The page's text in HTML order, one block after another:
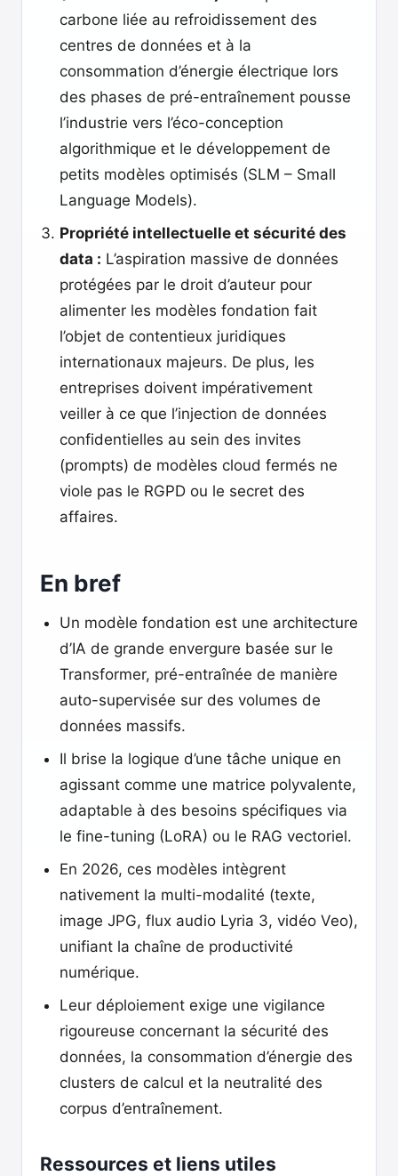
carbone liée au refroidissement des
centres de données et à la
consommation d’énergie électrique lors
des phases de pré-entraînement pousse
l’industrie vers l’éco-conception
algorithmique et le développement de
petits modèles optimisés (SLM – Small
Language Models).
Propriété intellectuelle et sécurité des
data : L’aspiration massive de données
protégées par le droit d’auteur pour
alimenter les modèles fondation fait
l’objet de contentieux juridiques
internationaux majeurs. De plus, les
entreprises doivent impérativement
veiller à ce que l’injection de données
confidentielles au sein des invites
(prompts) de modèles cloud fermés ne
viole pas le RGPD ou le secret des
affaires.
En bref
Un modèle fondation est une architecture
d’IA de grande envergure basée sur le
Transformer, pré-entraînée de manière
auto-supervisée sur des volumes de
données massifs.
Il brise la logique d’une tâche unique en
agissant comme une matrice polyvalente,
adaptable à des besoins spécifiques via
le fine-tuning (LoRA) ou le RAG vectoriel.
En 2026, ces modèles intègrent
nativement la multi-modalité (texte,
image JPG, flux audio Lyria 3, vidéo Veo),
unifiant la chaîne de productivité
numérique.
Leur déploiement exige une vigilance
rigoureuse concernant la sécurité des
données, la consommation d’énergie des
clusters de calcul et la neutralité des
corpus d’entraînement.
Ressources et liens utiles